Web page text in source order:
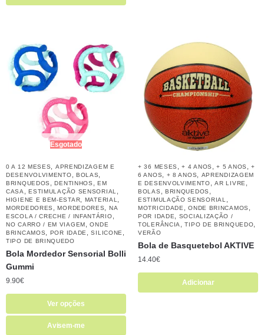
Esgotado
0 A 12 MESES
APRENDIZAGEM E
DESENVOLVIMENTO
BOLAS
BRINQUEDOS ,DENTINHOS ,EM
CASA
,ESTIMULAÇÃO SENSORIAL
HIGIENE E BEM-ESTAR MATERIAL
MORDEDORES ,MORDEDORES
NA
ESCOLA / CRECHE / INFANTÁRIO
NO CARRO / EM VIAGEM ,ONDE
BRINCAMOS
POR IDADE ,SILICONE
TIPO DE BRINQUEDO
Bola Mordedor Sensorial Bolli
Gummi
9.90€
Ver opções
Avisem-me
+ 36 MESES ,+ 4 ANOS ,+ 5 ANOS ,+
6 ANOS
+ 8 ANOS
APRENDIZAGEM
E DESENVOLVIMENTO
,AR LIVRE
BOLAS BRINQUEDOS
ESTIMULAÇÃO SENSORIAL
MOTRICIDADE ,ONDE BRINCAMOS
POR IDADE
SOCIALIZAÇÃO /
TOLERÂNCIA
,TIPO DE BRINQUEDO
VERÃO
Bola de Basquetebol AKTIVE
14.40€
Adicionar